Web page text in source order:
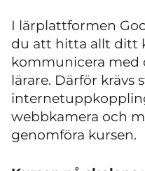
I lärplattformen
du att hitta allt ditt
kommunicera med
lärare. Därför krävs
webbkamera och
genomföra kursen.